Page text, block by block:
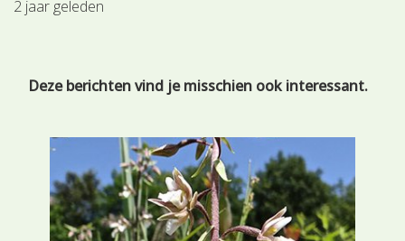
2 jaar geleden
Deze berichten vind je misschien ook interessant.